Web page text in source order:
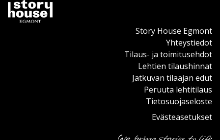
Story House Egmont
Yhteystiedot
Tilaus- ja toimitusehdot
Lehtien tilaushinnat
Jatkuvan tilaajan edut
Peruuta lehtitilaus
Tietosuojaseloste
Evästeasetukset